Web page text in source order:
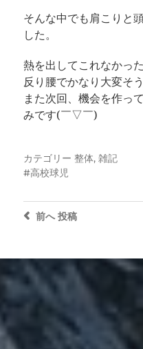
そんな中でも肩こりと
した。
熱を出してこれなかっ
反り腰でかなり大変そ
また次回、機会を作っ
みです(￣▽￣)
カテゴリー 整体, 雑記
高校球児
前へ投稿